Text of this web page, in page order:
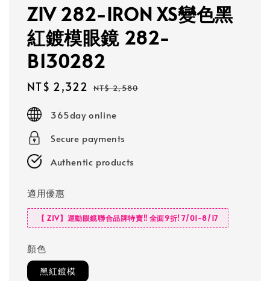
ZIV 282-IRON XS變色黑
紅鍍模眼鏡 282-
B130282
Sale
NT$ 2,322 Regular
NT$ 2,580
365day online
Secure payments
Authentic products
適用優惠
【 ZIV】運動眼鏡聯合品牌特賣‼️ 全面9折! 7/01-8/17
顏色
黑紅鍍模